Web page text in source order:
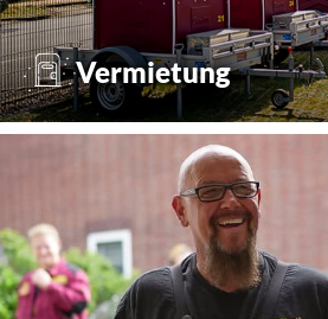
Vermietung